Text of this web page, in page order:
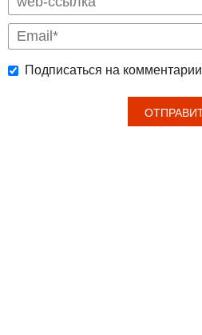
Подписаться на комментарии